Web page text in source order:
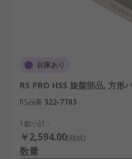
在庫あり
RS PRO HSS 旋盤部品, 方形
RS品番 522-7783
1個小計：
￥2,594.00(税抜)
数量